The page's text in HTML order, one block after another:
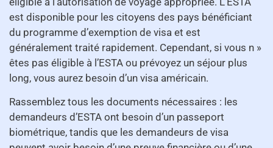
est disponible pour les citoyens des pays bénéficiant
du programme d’exemption de visa et est
généralement traité rapidement. Cependant, si vous n »
êtes pas éligible à l’ESTA ou prévoyez un séjour plus
long, vous aurez besoin d’un visa américain.
Rassemblez tous les documents nécessaires : les
demandeurs d’ESTA ont besoin d’un passeport
biométrique, tandis que les demandeurs de visa